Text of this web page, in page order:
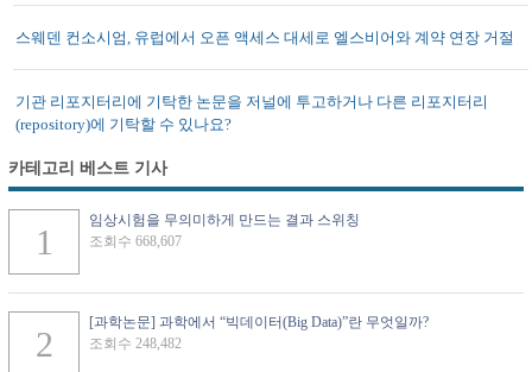
스웨덴 컨소시엄, 유럽에서 오픈 액세스 대세로 엘스비어와 계약 연장 거절
기관 리포지터리에 기탁한 논문을 저널에 투고하거나 다른 리포지터리
(repository)에 기탁할 수 있나요?
카테고리 베스트 기사
임상시험을 무의미하게 만드는 결과 스위칭
조회수 668,607
[과학논문] 과학에서 “빅데이터(Big Data)”란 무엇일까?
조회수 248,482